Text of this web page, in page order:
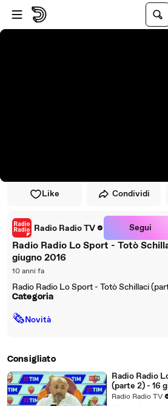
Vai al lettore
Passa al contenuto principale
Like Condividi
Radio Radio TV Segui
Radio Radio Lo Sport - Totò
giugno 2016
10 anni fa
Radio Radio Lo Sport - Totò Schillaci
Categoria
🗞Novità
Consigliato
Radio Radio
(parte 2) - 16
Radio Radio TV